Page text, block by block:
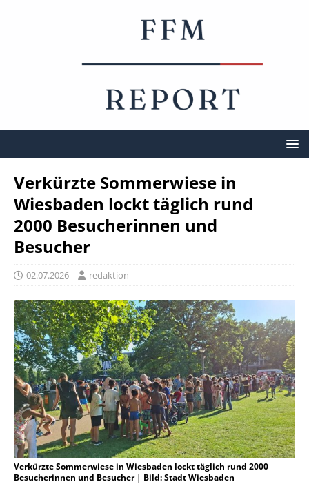
Verkürzte Sommerwiese in
Wiesbaden lockt täglich rund
2000 Besucherinnen und
Besucher
02.07.2026 redaktion
Verkürzte Sommerwiese in Wiesbaden lockt täglich rund 2000
Besucherinnen und Besucher | Bild: Stadt Wiesbaden